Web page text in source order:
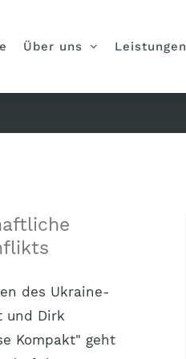
Über uns Leistungen
des Ukraine-
und Dirk
Kompakt" geht